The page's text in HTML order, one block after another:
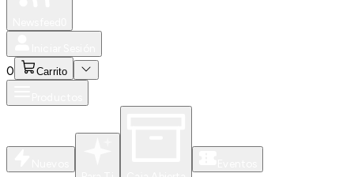
0 Carrito